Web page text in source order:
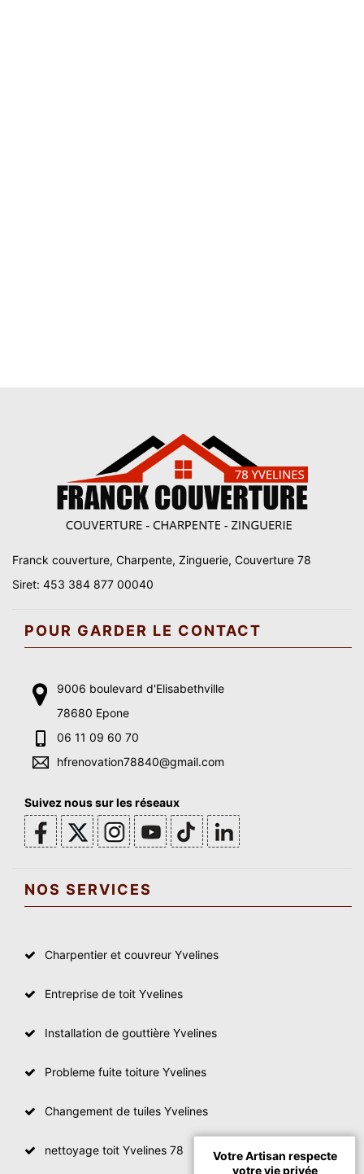
Franck couverture, Charpente, Zinguerie, Couverture 78
Siret: 453 384 877 00040
POUR GARDER LE CONTACT
9006 boulevard d'Elisabethville
78680 Epone
06 11 09 60 70
hfrenovation78840@gmail.com
Suivez nous sur les réseaux
NOS SERVICES
Charpentier et couvreur Yvelines
Entreprise de toit Yvelines
Installation de gouttière Yvelines
Probleme fuite toiture Yvelines
Changement de tuiles Yvelines
nettoyage toit Yvelines 78
Votre Artisan respecte
votre vie privée